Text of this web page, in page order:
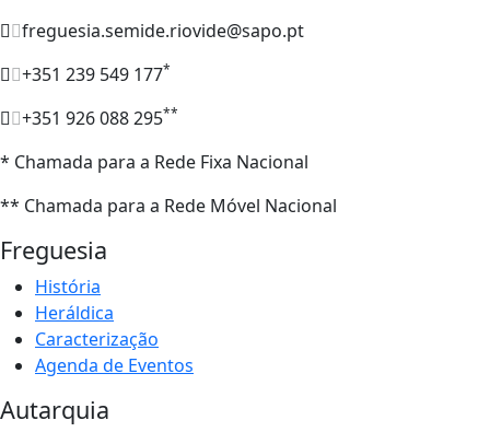
freguesia.semide.riovide@sapo.pt
+351 239 549 177*
+351 926 088 295**
* Chamada para a Rede Fixa Nacional
** Chamada para a Rede Móvel Nacional
Freguesia
História
Heráldica
Caracterização
Agenda de Eventos
Autarquia